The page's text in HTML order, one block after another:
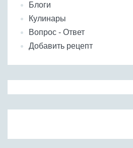
Блоги
Кулинары
Вопрос - Ответ
Добавить рецепт